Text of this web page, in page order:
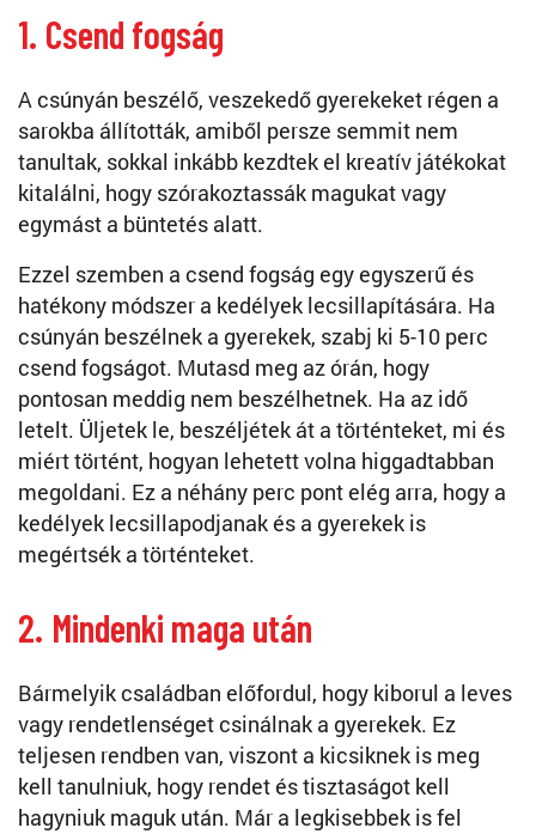
1. Csend fogság
A csúnyán beszélő, veszekedő gyerekeket régen a
sarokba állították, amiből persze semmit nem
tanultak, sokkal inkább kezdtek el kreatív játékokat
kitalálni, hogy szórakoztassák magukat vagy
egymást a büntetés alatt.
Ezzel szemben a csend fogság egy egyszerű és
hatékony módszer a kedélyek lecsillapítására. Ha
csúnyán beszélnek a gyerekek, szabj ki 5-10 perc
csend fogságot. Mutasd meg az órán, hogy
pontosan meddig nem beszélhetnek. Ha az idő
letelt. Üljetek le, beszéljétek át a történteket, mi és
miért történt, hogyan lehetett volna higgadtabban
megoldani. Ez a néhány perc pont elég arra, hogy a
kedélyek lecsillapodjanak és a gyerekek is
megértsék a történteket.
2. Mindenki maga után
Bármelyik családban előfordul, hogy kiborul a leves
vagy rendetlenséget csinálnak a gyerekek. Ez
teljesen rendben van, viszont a kicsiknek is meg
kell tanulniuk, hogy rendet és tisztaságot kell
hagyniuk maguk után. Már a legkisebbek is fel